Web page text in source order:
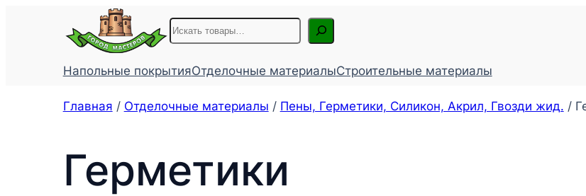
содержимому
Поиск
Напольные покрытияОтделочные материалыСтроительные материалы
Главная / Отделочные материалы / Пены, Герметики, Силикон, Акрил, Гвозди жид. /
Герметики